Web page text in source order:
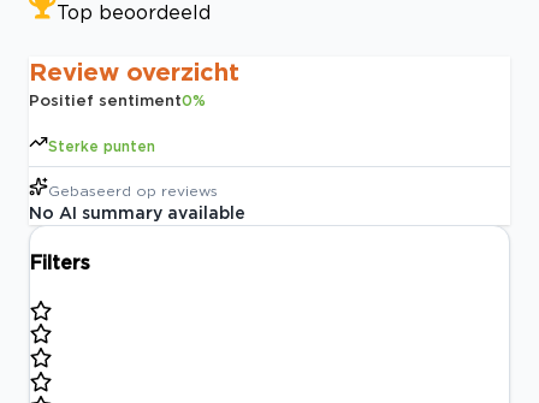
Top beoordeeld
Review overzicht
Positief sentiment0%
Sterke punten
Gebaseerd op reviews
No AI summary available
Filters